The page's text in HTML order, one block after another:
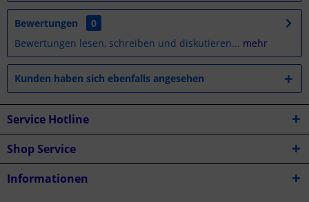
Bewertungen
0
Bewertungen lesen, schreiben und diskutieren... mehr
Kunden haben sich ebenfalls angesehen
Service Hotline
Shop Service
Informationen